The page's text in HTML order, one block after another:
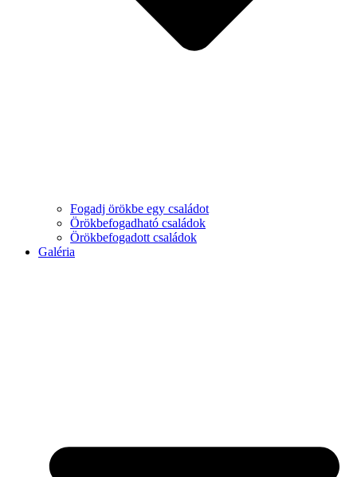
Fogadj örökbe egy családot
Örökbefogadható családok
Örökbefogadott családok
Galéria